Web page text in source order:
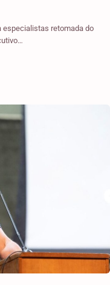
especialistas retomada do